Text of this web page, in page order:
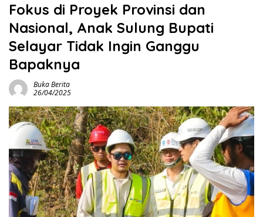
Fokus di Proyek Provinsi dan
Nasional, Anak Sulung Bupati
Selayar Tidak Ingin Ganggu
Bapaknya
Buka Berita
26/04/2025